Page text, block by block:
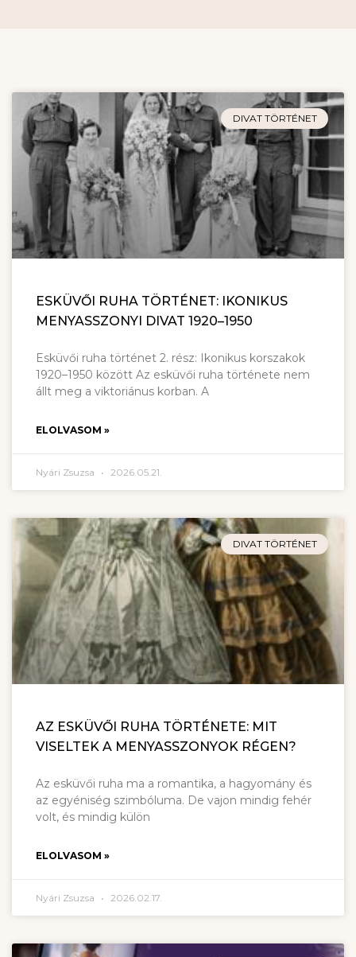
DIVAT TÖRTÉNET
ESKÜVŐI RUHA TÖRTÉNET: IKONIKUS
MENYASSZONYI DIVAT 1920–1950
Esküvői ruha történet 2. rész: Ikonikus korszakok
1920–1950 között Az esküvői ruha története nem
állt meg a viktoriánus korban. A
ELOLVASOM »
Nyári Zsuzsa 2026.05.21.
DIVAT TÖRTÉNET
AZ ESKÜVŐI RUHA TÖRTÉNETE: MIT
VISELTEK A MENYASSZONYOK RÉGEN?
Az esküvői ruha ma a romantika, a hagyomány és
az egyéniség szimbóluma. De vajon mindig fehér
volt, és mindig külön
ELOLVASOM »
Nyári Zsuzsa 2026.02.17.